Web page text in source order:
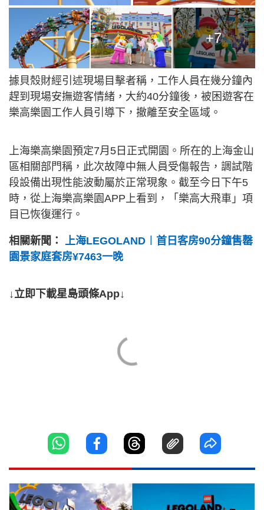
+7
據貝殼財經引述現場目擊者稱，工作人員在幾分鐘內
趕到現場安撫遊客情緒，大約40分鐘後，被困遊客在
樂高樂園工作人員引導下，撤離至安全區域。
上海樂高樂園預定7月5日正式開園。所在的上海金山
區相關部門稱，此次故障中無人員受傷報告，調試階
段設備出現性能波動屬於正常現象。截至今日下午5
時，從上海樂高樂園APP上看到，「樂高大飛車」項
目已恢復運行。
相關新聞：
上海LEGOLAND︱首日客房90分鐘售罄
園景家庭套房¥7463一晚
↓立即下載星島頭條App↓